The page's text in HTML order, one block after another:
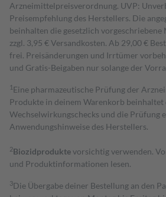
Arzneimittelpreisverordnung. UVP:
Preisempfehlung des Herstellers. Die
beinhalten die gesetzlich vorgeschriebene
zzgl. 3,95 € Versandkosten. Ab 29,00 €
frei. Preisänderungen und Irrtümer
und Gratis-Beigaben nur solange der
1 Eine pharmazeutische Prüfung der
Produkte in deinem Warenkorb
Wechselwirkungschecks und die Prüfung
Anwendungshinweise des Herstellers.
2Biozidproduktevorsichtig verwenden.
und Produktinformationen lesen.
3Die Übergabe deiner Bestellung an den